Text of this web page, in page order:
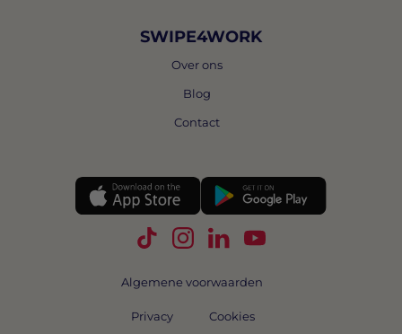
SWIPE4WORK
Over ons
Blog
Contact
Volg Swipe4Work op TikTok
Volg Swipe4Work op
Volg Swipe4Work op
Volg Swipe4Work
Algemene voorwaarden
Privacy Cookies